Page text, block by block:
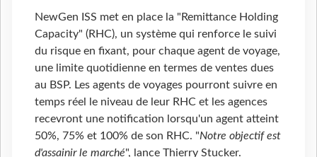
NewGen ISS met en place la "Remittance Holding
Capacity" (RHC), un système qui renforce le suivi
du risque en fixant, pour chaque agent de voyage,
une limite quotidienne en termes de ventes dues
au BSP. Les agents de voyages pourront suivre en
temps réel le niveau de leur RHC et les agences
recevront une notification lorsqu'un agent atteint
50%, 75% et 100% de son RHC. "Notre objectif est
d'assainir le marché", lance Thierry Stucker.